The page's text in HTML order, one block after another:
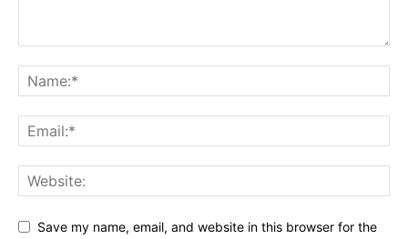
Save my name, email, and website in this browser for the